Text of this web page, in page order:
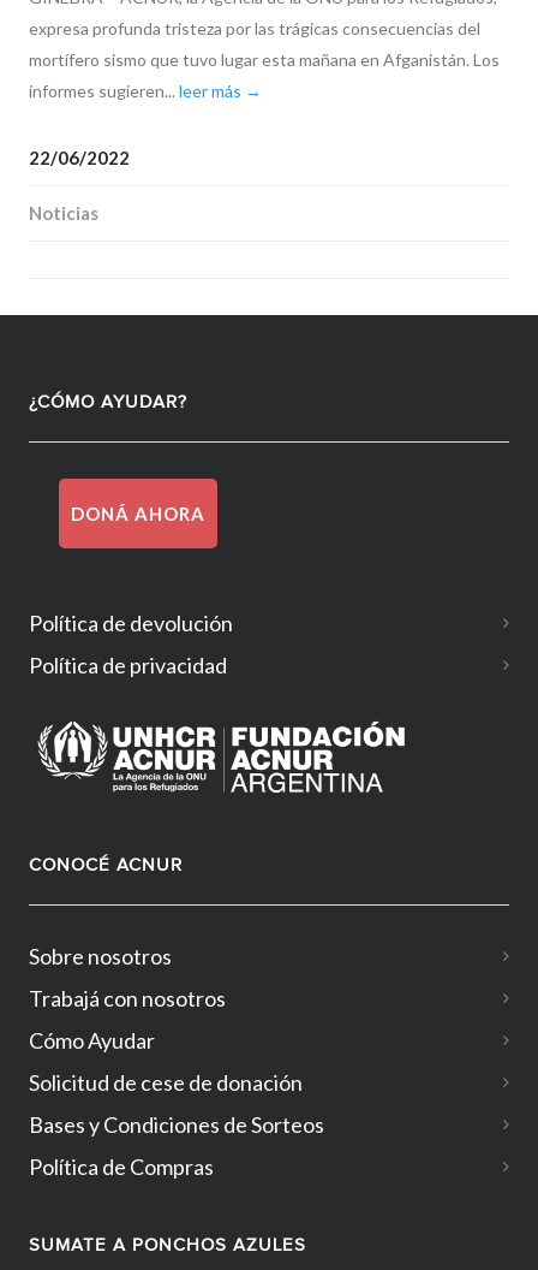
expresa profunda tristeza por las trágicas consecuencias del
mortífero sismo que tuvo lugar esta mañana en Afganistán. Los
informes sugieren... leer más →
22/06/2022
Noticias
¿CÓMO AYUDAR?
DONÁ AHORA
Política de devolución
Política de privacidad
CONOCÉ ACNUR
Sobre nosotros
Trabajá con nosotros
Cómo Ayudar
Solicitud de cese de donación
Bases y Condiciones de Sorteos
Política de Compras
SUMATE A PONCHOS AZULES